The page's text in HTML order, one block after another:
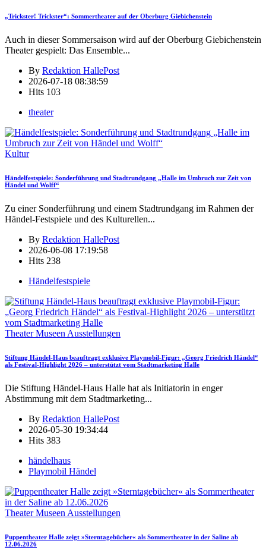
„Trickster! Trickster“: Sommertheater auf der Oberburg Giebichenstein
Auch in dieser Sommersaison wird auf der Oberburg Giebichenstein
Theater gespielt: Das Ensemble...
By Redaktion HallePost
2026-07-18 08:38:59
Hits 103
theater
Kultur
Händelfestspiele: Sonderführung und Stadtrundgang „Halle im Umbruch zur Zeit von
Händel und Wolff“
Zu einer Sonderführung und einem Stadtrundgang im Rahmen der
Händel-Festspiele und des Kulturellen...
By Redaktion HallePost
2026-06-08 17:19:58
Hits 238
Händelfestspiele
Theater Museen Ausstellungen
Stiftung Händel-Haus beauftragt exklusive Playmobil-Figur: „Georg Friedrich Händel“
als Festival-Highlight 2026 – unterstützt vom Stadtmarketing Halle
Die Stiftung Händel-Haus Halle hat als Initiatorin in enger
Abstimmung mit dem Stadtmarketing...
By Redaktion HallePost
2026-05-30 19:34:44
Hits 383
händelhaus
Playmobil Händel
Theater Museen Ausstellungen
Puppentheater Halle zeigt »Sterntagebücher« als Sommertheater in der Saline ab
12.06.2026